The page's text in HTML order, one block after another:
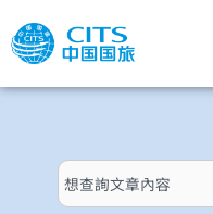
至
搜
尋